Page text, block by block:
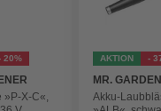
20%
X-C«,
AKTION -
MR.
Akku-